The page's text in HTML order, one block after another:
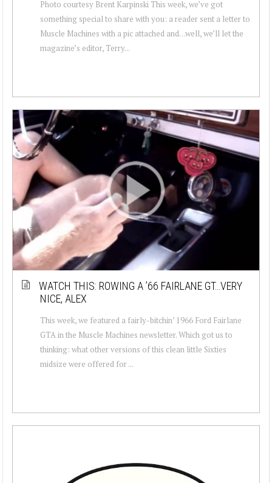
Photo courtesy Brent Karpinski This week, we’ve got
something special to share with you: a reader sent a letter to
Muscle Machines with a pic attached and…well, we’ll let the
magazine’s editor, Terry...
WATCH THIS: ROWING A ’66 FAIRLANE GT…VERY
NICE, ALEX
This week, we featured a fairly-bitchin’ 1966 Ford Fairlane
GTA in the Muscle Machines newsletter. Which got us to
thinking: what other versions of this clean little Sixties
midsize were offered for ...